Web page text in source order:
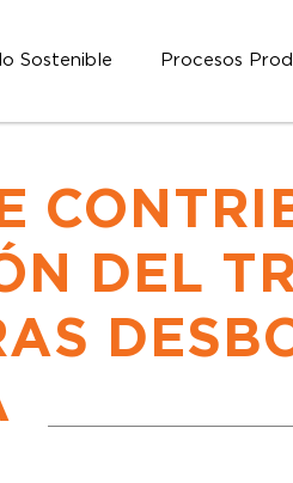
Sostenible Procesos
DEL